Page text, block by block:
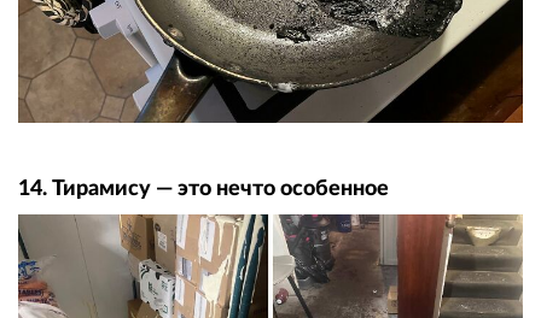
14. Тирамису — это нечто особенное